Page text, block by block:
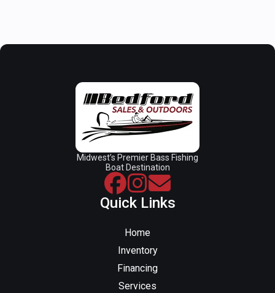
Midwest’s Premier Bass Fishing
Boat Destination
Quick Links
Home
Inventory
Financing
Services